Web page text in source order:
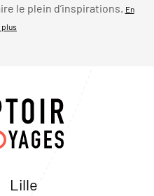
le plein d’inspirations. En
plus
Lille